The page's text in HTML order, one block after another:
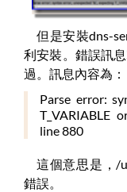
但是安裝dns-
利安裝。錯誤訊
過。訊息內容為：
Parse error:
T_VARIABLE
line 880
這個意思是，/
錯誤。